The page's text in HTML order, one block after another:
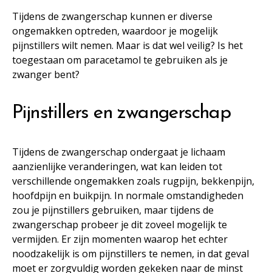
Tijdens de zwangerschap kunnen er diverse
ongemakken optreden, waardoor je mogelijk
pijnstillers wilt nemen. Maar is dat wel veilig? Is het
toegestaan om paracetamol te gebruiken als je
zwanger bent?
Pijnstillers en zwangerschap
Tijdens de zwangerschap ondergaat je lichaam
aanzienlijke veranderingen, wat kan leiden tot
verschillende ongemakken zoals rugpijn, bekkenpijn,
hoofdpijn en buikpijn. In normale omstandigheden
zou je pijnstillers gebruiken, maar tijdens de
zwangerschap probeer je dit zoveel mogelijk te
vermijden. Er zijn momenten waarop het echter
noodzakelijk is om pijnstillers te nemen, in dat geval
moet er zorgvuldig worden gekeken naar de minst